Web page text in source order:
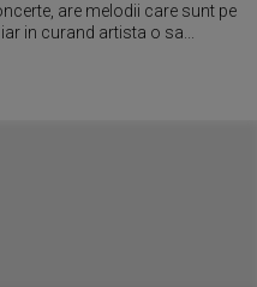
are melodii care sunt pe
in curand artista o sa...